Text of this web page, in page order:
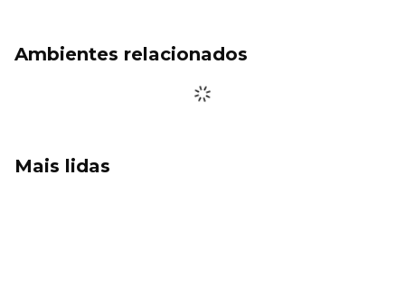
Ambientes relacionados
Mais lidas